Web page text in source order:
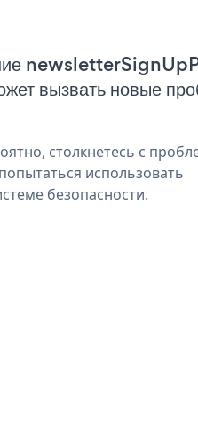
вызвать новые
столкнетесь с
использовать
безопасности.